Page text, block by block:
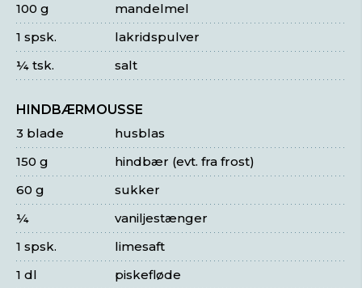
mandelmel
100 g
lakridspulver
1 spsk.
salt
¼ tsk.
HINDBÆRMOUSSE
husblas
3 blade
hindbær (evt. fra frost)
150 g
sukker
60 g
vaniljestænger
¼
limesaft
1 spsk.
piskefløde
1 dl